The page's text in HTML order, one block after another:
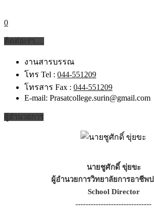
0
งานสารบรรณ
โทร Tel : 044-551209
โทรสาร Fax : 044-551209
E-mail: Prasatcollege.surin@gmail.com
นายชูศักดิ์ ขุ่ยขะ
ผู้อำนวยการวิทยาลัยการอาชีพ
School Director
------------------------------